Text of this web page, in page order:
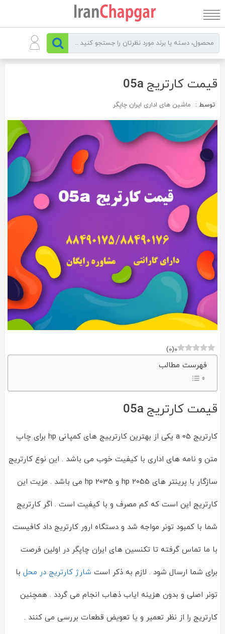
به
قیمت کارتریج 05a
توسط : ماشین های اداری ایران چاپگر
0
(
0
)
فهرست مطالب
قیمت کارتریج 05a
کارتریج 05 a یکی از بهترین کارترییج های کمپانی hp برای چاپ
متن و نامه های اداری با کیفیت خوب می باشد . این نوع کارتریج
سازگار با پرینتر های 2055 hp و 2035 hp می باشد . مزیت این
کارتریج این است که کم مصرف و با کیفیت است . اگر کارتریج
شما با کمبود تونر مواجه شد و دستگاه ارور کارتریج داد کافیست
با ما تماس گرفته تا تکنسین های ایران چاپگر در اولین فرصت
برای شما ارسال شود . لازم به ذکر است شارژ کارتریج در محل با
تونر اصلی و بدون هزینه ایاب ذهاب انجام می گردد . همچنین
کارتریج را از نظر تعمیر و یا تعویض قطعات بررسی می کنند .